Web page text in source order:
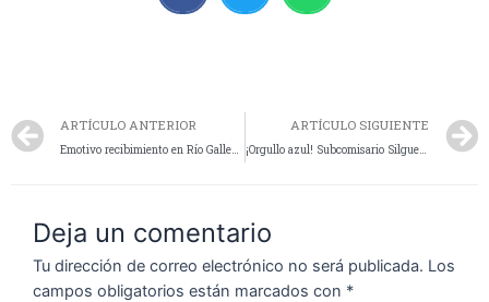
ARTÍCULO ANTERIOR
Emotivo recibimiento en Río Gallegos a Veteranos de Malvinas tras su viaje a las islas
ARTÍCULO SIGUIENTE
¡Orgullo azul! Subcomisario Silguero se recibe y suma tecnología a la seguridad
Deja un comentario
Tu dirección de correo electrónico no será publicada. Los
campos obligatorios están marcados con *